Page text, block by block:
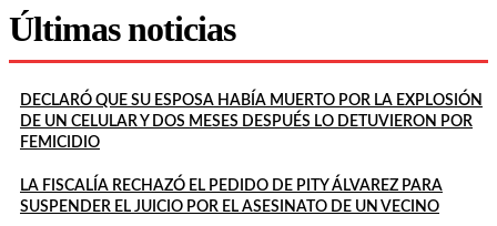
Últimas noticias
DECLARÓ QUE SU ESPOSA HABÍA MUERTO POR LA EXPLOSIÓN
DE UN CELULAR Y DOS MESES DESPUÉS LO DETUVIERON POR
FEMICIDIO
LA FISCALÍA RECHAZÓ EL PEDIDO DE PITY ÁLVAREZ PARA
SUSPENDER EL JUICIO POR EL ASESINATO DE UN VECINO